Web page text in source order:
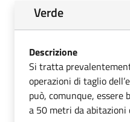
Verde
Descrizione
Si tratta
operazioni di taglio
può, comunque,
a 50 metri da abitazioni